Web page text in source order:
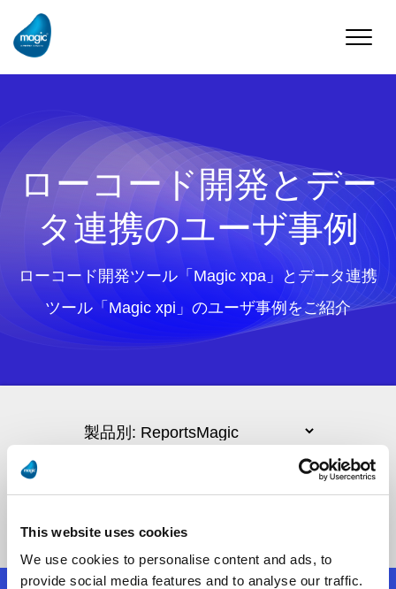
This website uses cookies
We use cookies to personalise content and ads, to
provide social media features and to analyse our traffic.
Toggle
ローコード開発とデー
タ連携のユーザ事例
ローコード開発ツール「Magic xpa」とデータ連携
ツール「Magic xpi」のユーザ事例をご紹介